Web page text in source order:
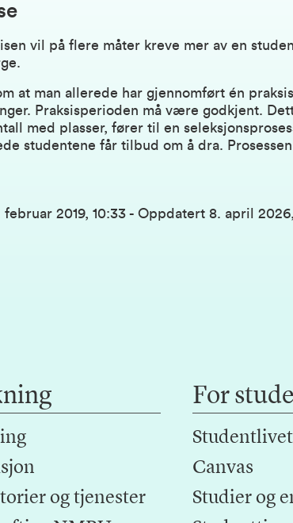
vil på flere måter kreve mer av en
at man allerede har gjennomført én
Praksisperioden må være godkjent.
med plasser, fører til en
studentene får tilbud om å dra.
februar 2019, 10:33 - Oppdatert 8. april
og tjenester
For
Studentlivet
Canvas
Studier og